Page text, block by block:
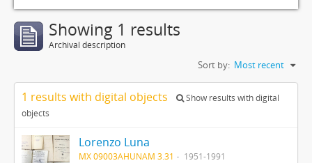
Showing 1 results
Archival description
Sort by: Most recent
1 results with digital objects
Show results with digital
objects
Lorenzo Luna
MX 09003AHUNAM 3.31 1951-1991